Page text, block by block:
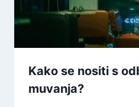
Kako se nositi s
muvanja?